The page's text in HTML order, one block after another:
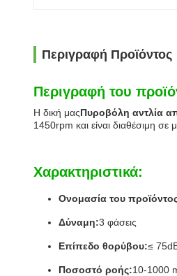
Περιγραφή Προϊόντος
Περιγραφή του
Η δική μαςΠυροβόλη αντλία
1450rpm και είναι διαθέσιμη σε
Χαρακτηριστικά:
Ονομασία του
Δύναμη:3 φάσεις
Επίπεδο θορύβου:≤
Ποσοστό ροής:10-1000